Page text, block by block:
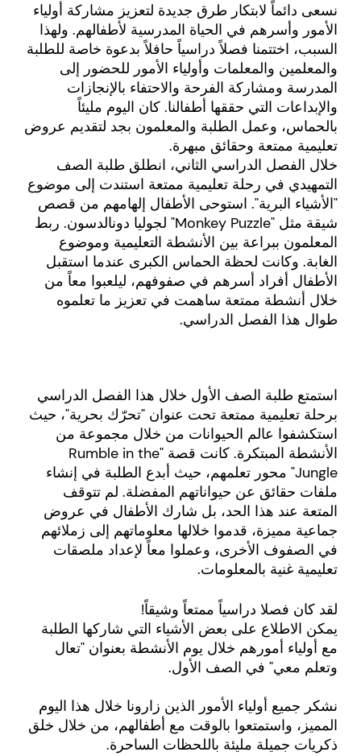
نسعى دائماً لابتكار طرق جديدة لتعزيز مشاركة أولياء
الأمور وأسرهم في الحياة المدرسية لأطفالهم. ولهذا
السبب، اختتمنا فصلاً دراسياً حافلاً بدعوة خاصة للطلبة
والمعلمين والمعلمات وأولياء الأمور للحضور إلى
المدرسة ومشاركة الفرحة والاحتفاء بالإنجازات
والإبداعات التي حققها أطفالنا. كان اليوم مليئاً
بالحماس، وعمل الطلبة والمعلمون بجد لتقديم عروض
تعليمية ممتعة وحقائق مبهرة.
خلال الفصل الدراسي الثاني، انطلق طلبة الصف
التمهيدي في رحلة تعليمية ممتعة استندت إلى موضوع
"الأشياء البرية". استوحى الأطفال إلهامهم من قصص
شيقة مثل "Monkey Puzzle" لجوليا دونالدسون. ربط
المعلمون ببراعة بين الأنشطة التعليمية وموضوع
الغابة. وكانت لحظة الحماس الكبرى عندما استقبل
الأطفال أفراد أسرهم في صفوفهم، ليلعبوا معاً من
خلال أنشطة ممتعة ساهمت في تعزيز ما تعلموه
طوال هذا الفصل الدراسي.
استمتع طلبة الصف الأول خلال هذا الفصل الدراسي
برحلة تعليمية ممتعة تحت عنوان "تحرّك بحرية"، حيث
استكشفوا عالم الحيوانات من خلال مجموعة من
الأنشطة المبتكرة. كانت قصة "Rumble in the
Jungle" محور تعلمهم، حيث أبدع الطلبة في إنشاء
ملفات حقائق عن حيواناتهم المفضلة. لم تتوقف
المتعة عند هذا الحد، بل شارك الأطفال في عروض
جماعية مميزة، قدموا خلالها معلوماتهم إلى زملائهم
في الصفوف الأخرى، وعملوا معاً لإعداد ملصقات
تعليمية غنية بالمعلومات.
لقد كان فصلا دراسياً ممتعاً وشيقاً!
يمكن الاطلاع على بعض الأشياء التي شاركها الطلبة
مع أولياء أمورهم خلال يوم الأنشطة بعنوان "تعال
وتعلم معي" في الصف الأول.
نشكر جميع أولياء الأمور الذين زارونا خلال هذا اليوم
المميز، واستمتعوا بالوقت مع أطفالهم، من خلال خلق
ذكريات جميلة مليئة باللحظات الساحرة.